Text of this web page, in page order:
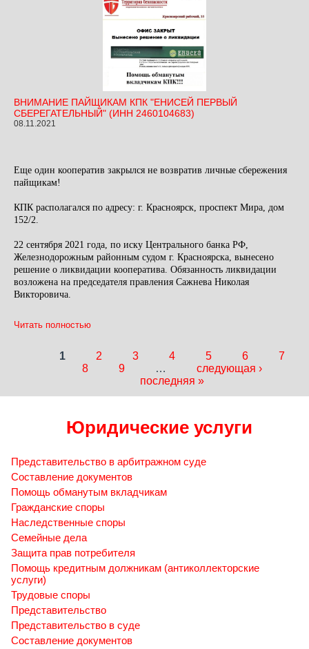
ВНИМАНИЕ ПАЙЩИКАМ КПК "ЕНИСЕЙ ПЕРВЫЙ
СБЕРЕГАТЕЛЬНЫЙ" (ИНН 2460104683)
08.11.2021
Еще один кооператив закрылся не возвратив личные сбережения
пайщикам!
КПК располагался по адресу: г. Красноярск, проспект Мира, дом
152/2.
22 сентября 2021 года, по иску Центрального банка РФ,
Железнодорожным районным судом г. Красноярска, вынесено
решение о ликвидации кооператива. Обязанность ликвидации
возложена на председателя правления Сажнева Николая
Викторовича.
Читать полностью
Страницы
1 2 3 4 5 6
7
8
9 …
следующая ›
последняя »
Юридические услуги
Представительство в арбитражном суде
Составление документов
Помощь обманутым вкладчикам
Гражданские споры
Наследственные споры
Семейные дела
Защита прав потребителя
Помощь кредитным должникам (антиколлекторские
услуги)
Трудовые споры
Представительство
Представительство в суде
Составление документов